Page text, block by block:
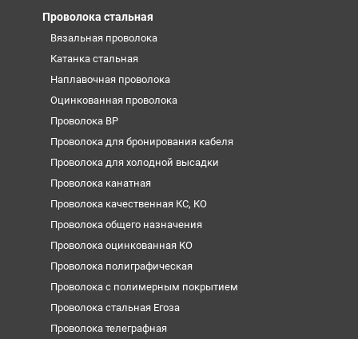
Проволока стальная
Вязальная проволока
Катанка стальная
Наплавочная проволока
Оцинкованная проволока
Проволока ВР
Проволока для бронирования кабеля
Проволока для холодной высадки
Проволока канатная
Проволока качественная КС, КО
Проволока общего назначения
Проволока оцинкованная КО
Проволока полиграфическая
Проволока с полимерным покрытием
Проволока стальная Егоза
Проволока телеграфная